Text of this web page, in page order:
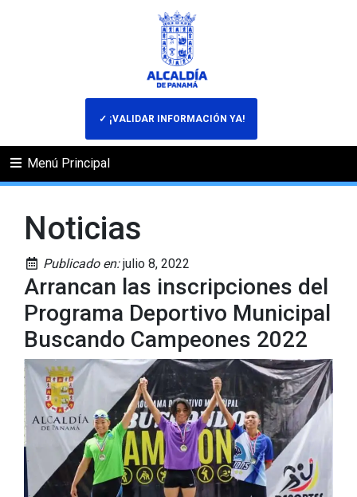
✓ ¡VALIDAR INFORMACIÓN YA!
Menú Principal
Noticias
Publicado en:julio 8, 2022
Arrancan las inscripciones del
Programa Deportivo Municipal
Buscando Campeones 2022